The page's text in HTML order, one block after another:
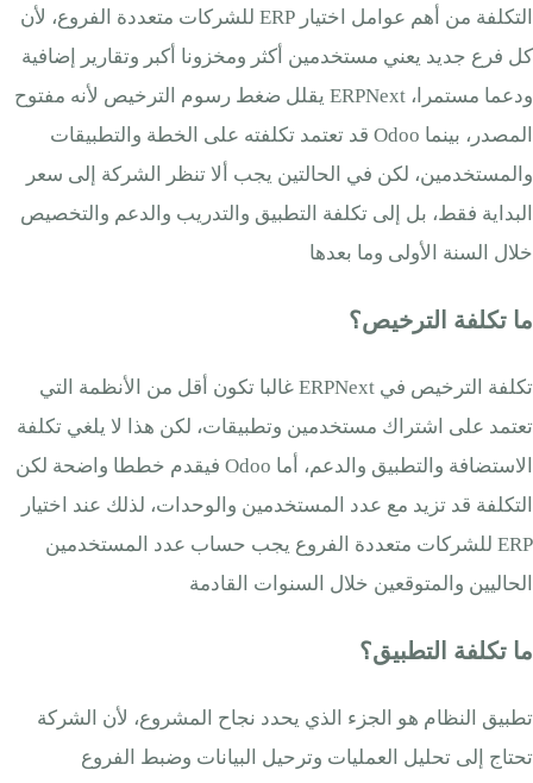
التكلفة من أهم عوامل اختيار ERP للشركات متعددة الفروع، لأن
كل فرع جديد يعني مستخدمين أكثر ومخزونا أكبر وتقارير إضافية
ودعما مستمرا، ERPNext يقلل ضغط رسوم الترخيص لأنه مفتوح
المصدر، بينما Odoo قد تعتمد تكلفته على الخطة والتطبيقات
والمستخدمين، لكن في الحالتين يجب ألا تنظر الشركة إلى سعر
البداية فقط، بل إلى تكلفة التطبيق والتدريب والدعم والتخصيص
خلال السنة الأولى وما بعدها
ما تكلفة الترخيص؟
تكلفة الترخيص في ERPNext غالبا تكون أقل من الأنظمة التي
تعتمد على اشتراك مستخدمين وتطبيقات، لكن هذا لا يلغي تكلفة
الاستضافة والتطبيق والدعم، أما Odoo فيقدم خططا واضحة لكن
التكلفة قد تزيد مع عدد المستخدمين والوحدات، لذلك عند اختيار
ERP للشركات متعددة الفروع يجب حساب عدد المستخدمين
الحاليين والمتوقعين خلال السنوات القادمة
ما تكلفة التطبيق؟
تطبيق النظام هو الجزء الذي يحدد نجاح المشروع، لأن الشركة
تحتاج إلى تحليل العمليات وترحيل البيانات وضبط الفروع